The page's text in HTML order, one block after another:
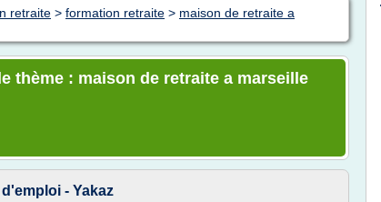
retraite > formation retraite > maison de retraite a
thème : maison de retraite a marseille
- Yakaz